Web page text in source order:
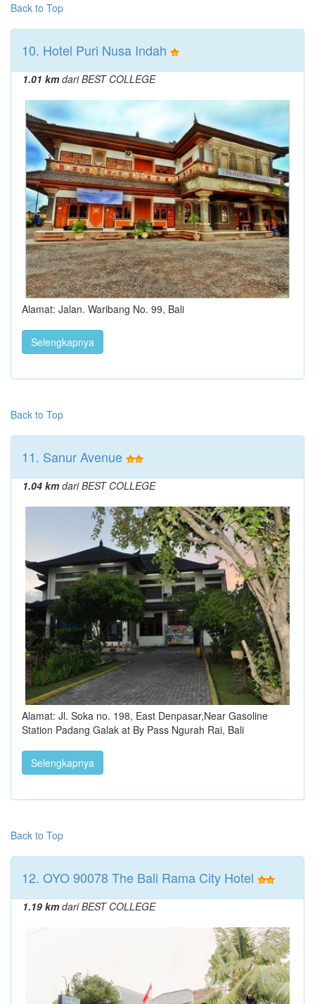
Back to Top
10. Hotel Puri Nusa Indah
1.01 kmdari BEST COLLEGE
Alamat: Jalan. Waribang No. 99, Bali
Selengkapnya
Back to Top
11. Sanur Avenue
1.04 kmdari BEST COLLEGE
Alamat: Jl. Soka no. 198, East Denpasar,Near Gasoline
Station Padang Galak at By Pass Ngurah Rai, Bali
Selengkapnya
Back to Top
12. OYO 90078 The Bali Rama City Hotel
1.19 kmdari BEST COLLEGE